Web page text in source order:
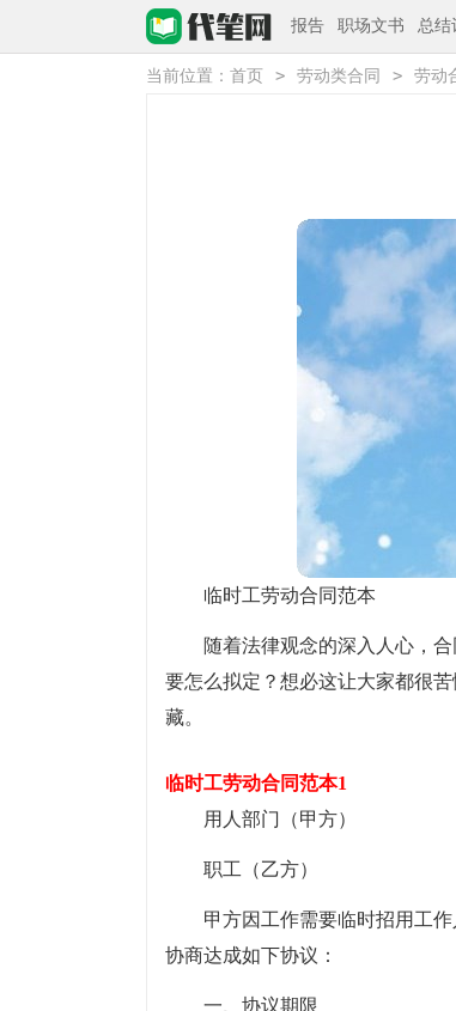
报告 职场文书 总结
当前位置： 首页 > 劳动类合同 > 劳动
临时工劳动合同范本
随着法律观念的深入人心，
要怎么拟定？想必这让大家都很
藏。
临时工劳动合同范本1
用人部门（甲方）
职工（乙方）
甲方因工作需要临时招用工
协商达成如下协议：
一、协议期限